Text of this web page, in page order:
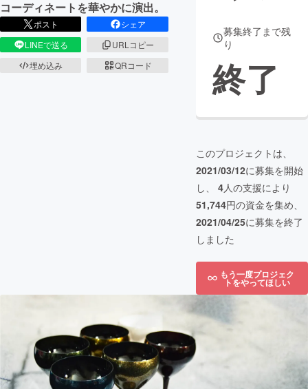
コーディネートを華やかに演出。
ポスト
シェア
LINEで送る
URLコピー
埋め込み
QRコード
募集終了まで残
り
終了
このプロジェクトは、
2021/03/12に募集を開始
し、 4人の支援により
51,744円の資金を集め、
2021/04/25に募集を終了
しました
もう一度プロジェク
トをやってほしい